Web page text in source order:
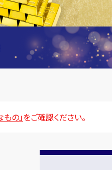
の」をご確認ください。